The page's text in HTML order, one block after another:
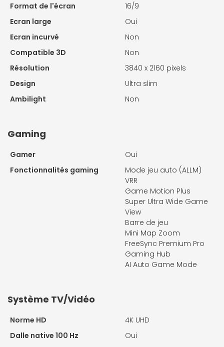
Format de l'écran
16/9
Ecran large
Oui
Ecran incurvé
Non
Compatible 3D
Non
Résolution
3840 x 2160 pixels
Design
Ultra slim
Ambilight
Non
Gaming
Gamer
Oui
Fonctionnalités gaming
Mode jeu auto (ALLM)
VRR
Game Motion Plus
Super Ultra Wide Game
View
Barre de jeu
Mini Map Zoom
FreeSync Premium Pro
Gaming Hub
AI Auto Game Mode
Système TV/Vidéo
Norme HD
4K UHD
Dalle native 100 Hz
Oui